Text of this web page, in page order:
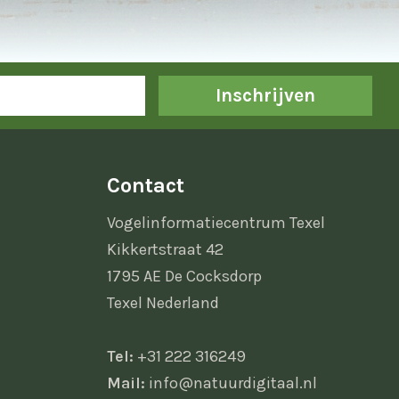
Inschrijven
Contact
Vogelinformatiecentrum Texel
Kikkertstraat 42
1795 AE De Cocksdorp
Texel Nederland
Tel: +31 222 316249
Mail: info@natuurdigitaal.nl